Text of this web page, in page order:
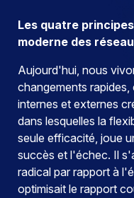
Les quatre
moderne des
Aujourd'hui, nous
changements
internes et externes
dans lesquelles la
seule efficacité, joue
succès et l'échec. Il
radical par rapport à
optimisait le rapport